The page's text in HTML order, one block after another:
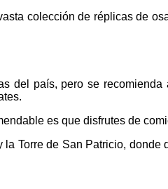
colección de réplicas de
del país, pero se
es que disfrutes de
Torre de San Patricio, donde